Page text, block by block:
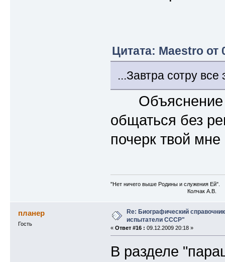
Цитата: Maestro от
...Завтра сотру
Объяснение
общаться без
почерк твой
"Нет ничего выше Родины и служения Ей".
Колчак А.В.
планер
Гость
Re: Биографический
испытатели СССР"
« Ответ #16 : 09.12.2009 20:18 »
В разделе